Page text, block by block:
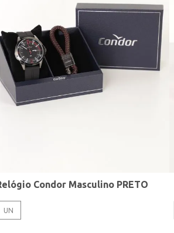
Condor Masculino PRETO
UN